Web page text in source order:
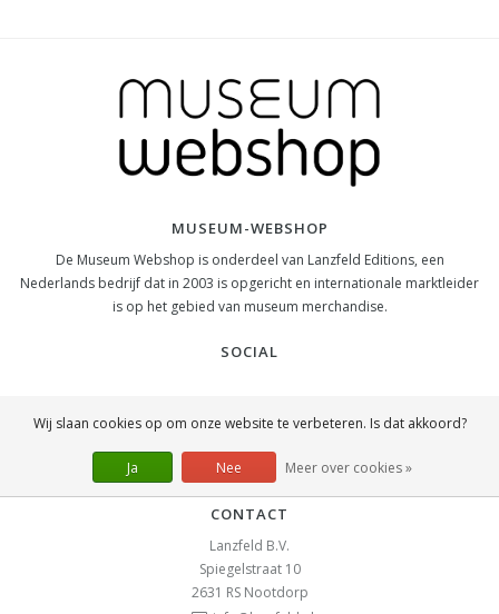
MUSEUM-WEBSHOP
De Museum Webshop is onderdeel van Lanzfeld Editions, een
Nederlands bedrijf dat in 2003 is opgericht en internationale marktleider
is op het gebied van museum merchandise.
SOCIAL
CONTACT
Lanzfeld B.V.
Spiegelstraat 10
2631 RS Nootdorp
Wij slaan cookies op om onze website te verbeteren. Is dat akkoord?
Ja Nee Meer over cookies »